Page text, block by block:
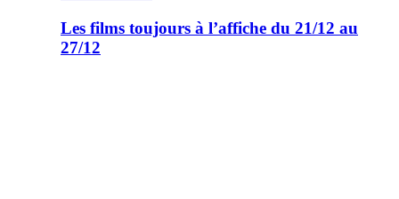
Les films toujours à l’affiche du 21/12 au
27/12